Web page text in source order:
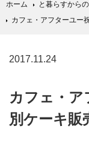
ホーム
と暮らすから
カフェ・アフターユー
2017.11.24
カフェ・ア
別ケーキ販